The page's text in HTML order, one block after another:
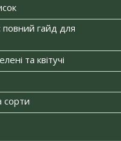
повний гайд для
та квітучі
сорти